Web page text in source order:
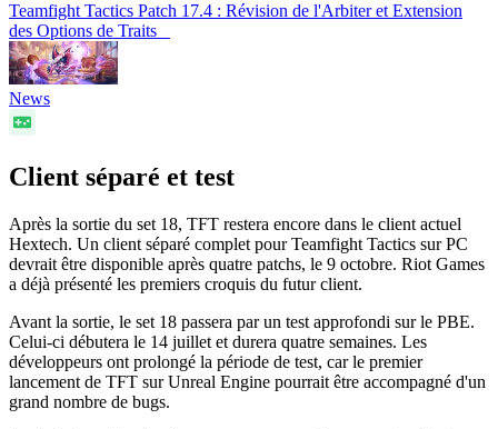
Teamfight Tactics Patch 17.4 : Révision de l'Arbiter et Extension
des Options de Traits
News
Client séparé et test
Après la sortie du set 18, TFT restera encore dans le client actuel
Hextech. Un client séparé complet pour Teamfight Tactics sur PC
devrait être disponible après quatre patchs, le 9 octobre. Riot Games
a déjà présenté les premiers croquis du futur client.
Avant la sortie, le set 18 passera par un test approfondi sur le PBE.
Celui-ci débutera le 14 juillet et durera quatre semaines. Les
développeurs ont prolongé la période de test, car le premier
lancement de TFT sur Unreal Engine pourrait être accompagné d'un
grand nombre de bugs.